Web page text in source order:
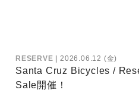
RESERVE 2026.06.12 (金)
Santa Cruz Bicycles /
Sale開催！